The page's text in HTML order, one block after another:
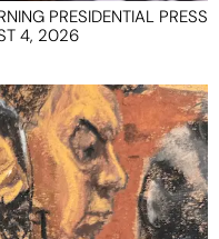
PRESIDENTIAL PRESS
4, 2026